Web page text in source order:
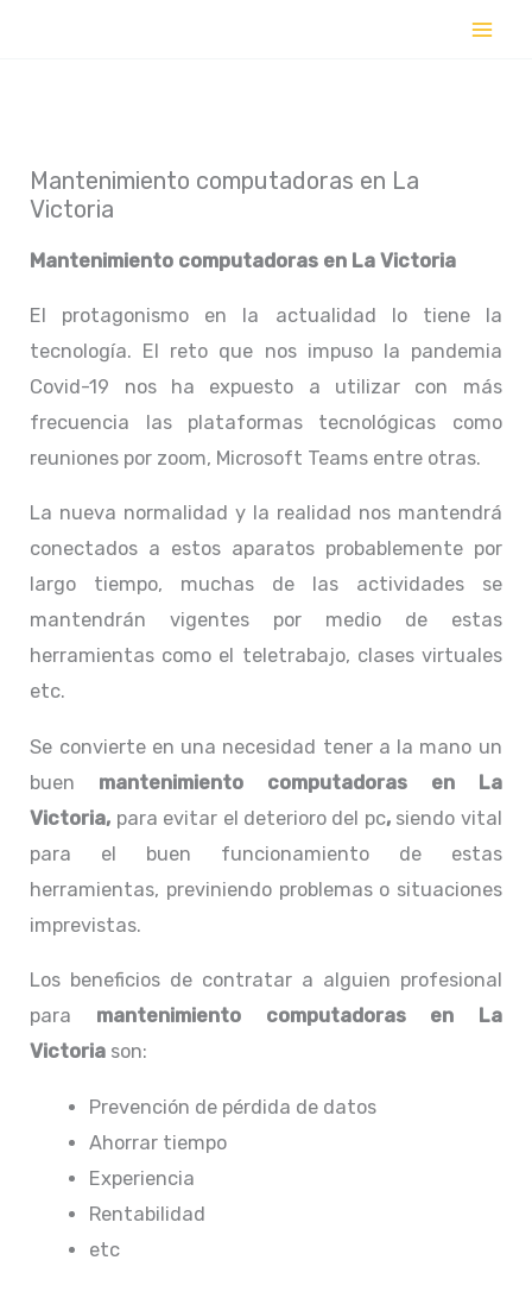
Mantenimiento computadoras en La
Victoria
Mantenimiento computadoras en La Victoria
El protagonismo en la actualidad lo tiene la
tecnología. El reto que nos impuso la pandemia
Covid-19 nos ha expuesto a utilizar con más
frecuencia las plataformas tecnológicas como
reuniones por zoom, Microsoft Teams entre otras.
La nueva normalidad y la realidad nos mantendrá
conectados a estos aparatos probablemente por
largo tiempo, muchas de las actividades se
mantendrán vigentes por medio de estas
herramientas como el teletrabajo, clases virtuales
etc.
Se convierte en una necesidad tener a la mano un
buen mantenimiento computadoras en La
Victoria, para evitar el deterioro del pc, siendo vital
para el buen funcionamiento de estas
herramientas, previniendo problemas o situaciones
imprevistas.
Los beneficios de contratar a alguien profesional
para mantenimiento computadoras en La
Victoria son:
Prevención de pérdida de datos
Ahorrar tiempo
Experiencia
Rentabilidad
etc